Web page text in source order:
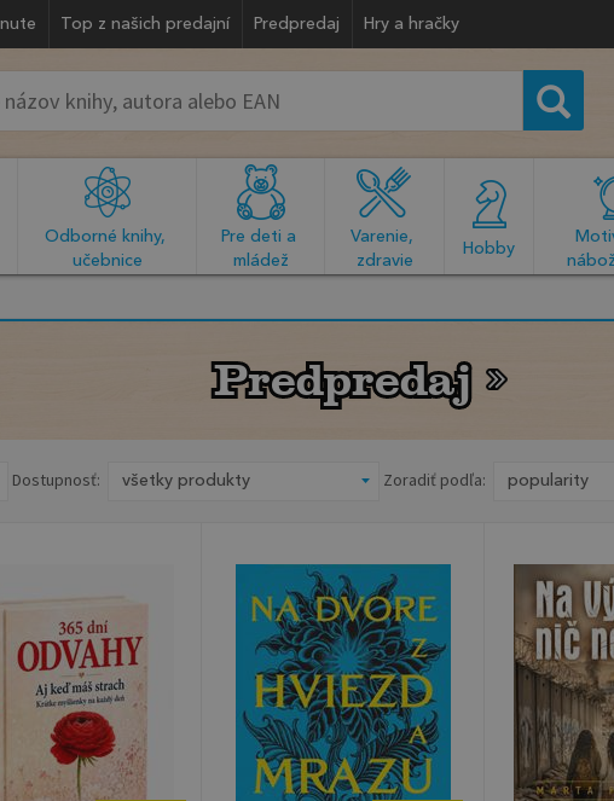
Top z našich predajní Predpredaj Hry a hračky
Odborné knihy,
učebnice
Pre deti a
mládež
Varenie,
zdravie
Hobby
Predpredaj
Predpredaj
Dostupnosť: Zoradiť podľa: